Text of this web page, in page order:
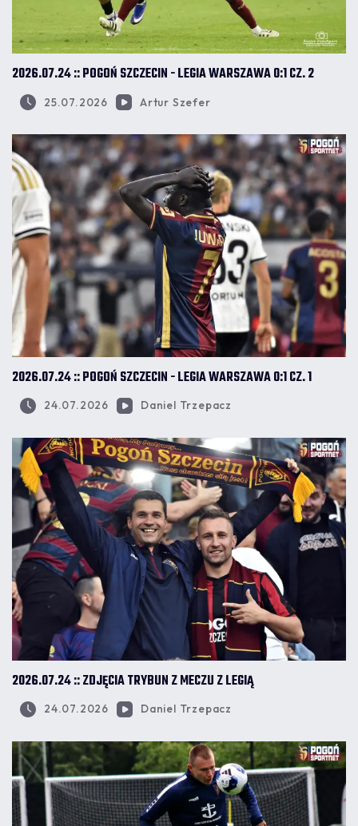
2026.07.24 :: POGOŃ SZCZECIN - LEGIA WARSZAWA 0:1 CZ. 2
25.07.2026 Artur Szefer
2026.07.24 :: POGOŃ SZCZECIN - LEGIA WARSZAWA 0:1 CZ. 1
24.07.2026 Daniel Trzepacz
2026.07.24 :: ZDJĘCIA TRYBUN Z MECZU Z LEGIĄ
24.07.2026 Daniel Trzepacz